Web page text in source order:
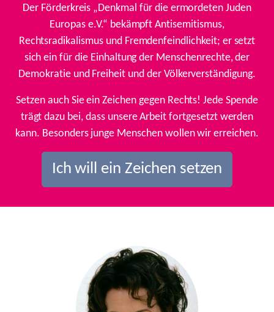
Der Förderkreis „Denkmal für die ermordeten Juden
Europas e.V.“ bekämpft Antisemitismus,
Rechtsradikalismus und Fremdenfeindlichkeit; er setzt
sich ein für die Einhaltung der Menschenrechte, der
Demokratie und Freiheit und der Völkerverständigung.
Setzen auch Sie ein Zeichen gegen Rechts! Jede Spende
trägt dazu bei, dass unsere Arbeit fortgesetzt werden
kann. Besonders junge Menschen wollen wir erreichen.
Ich will ein Zeichen setzen